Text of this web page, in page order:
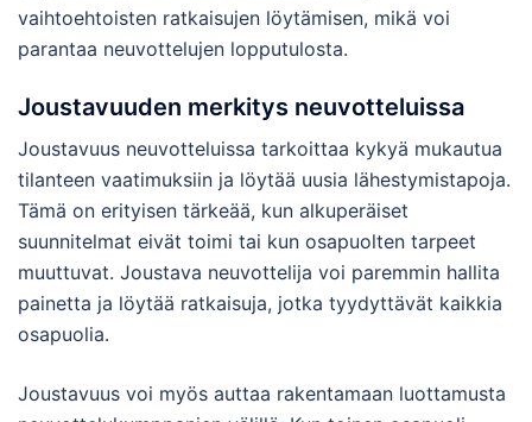
vaihtoehtoisten ratkaisujen löytämisen, mikä voi
parantaa neuvottelujen lopputulosta.
Joustavuuden merkitys neuvotteluissa
Joustavuus neuvotteluissa tarkoittaa kykyä mukautua
tilanteen vaatimuksiin ja löytää uusia lähestymistapoja.
Tämä on erityisen tärkeää, kun alkuperäiset
suunnitelmat eivät toimi tai kun osapuolten tarpeet
muuttuvat. Joustava neuvottelija voi paremmin hallita
painetta ja löytää ratkaisuja, jotka tyydyttävät kaikkia
osapuolia.
Joustavuus voi myös auttaa rakentamaan luottamusta